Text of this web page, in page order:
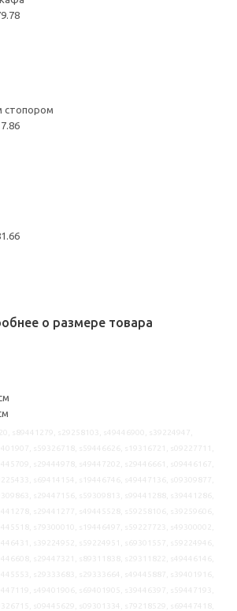
стопором
о размере товара